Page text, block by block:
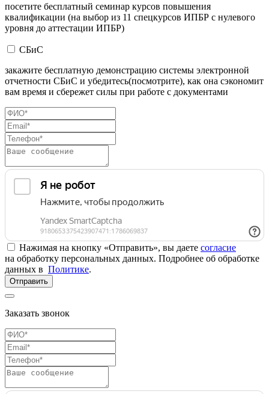
посетите бесплатный семинар курсов повышения
квалификации (на выбор из 11 спецкурсов ИПБР с нулевого
уровня до аттестации ИПБР)
СБиС
закажите бесплатную демонстрацию системы электронной
отчетности СБиС и убедитесь(посмотрите), как она сэкономит
вам время и сбережет силы при работе с документами
Нажимая на кнопку «Отправить», вы даете согласие
на обработку персональных данных. Подробнее об обработке
данных в Политике.
Отправить
Заказать звонок